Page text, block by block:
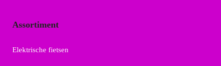
Assortiment
Elektrische fietsen